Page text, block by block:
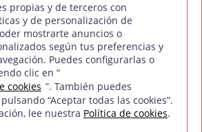
relación con tus
comoTrello, Asana o
para organizar tareas,
etapas y establecer fechas
también te permitenpriorizar
propias y de terceros con
y de personalización de
mostrarte anuncios o
según tus preferencias y
Puedes configurarlas o
clic en “
cookies ”. También puedes
“Aceptar todas las cookies”.
lee nuestra Política de cookies.